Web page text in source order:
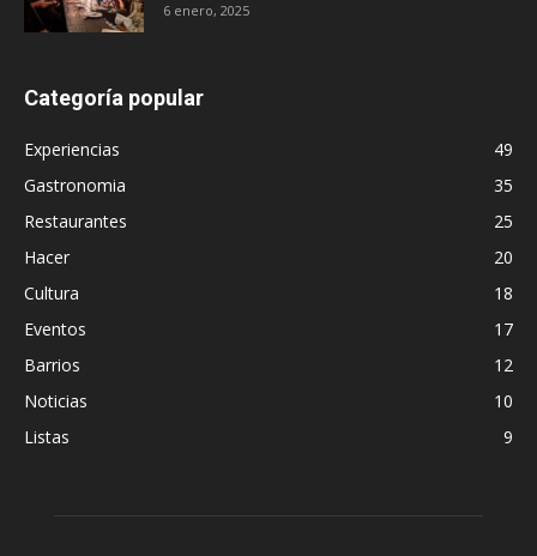
6 enero, 2025
Categoría popular
Experiencias
49
Gastronomia
35
Restaurantes
25
Hacer
20
Cultura
18
Eventos
17
Barrios
12
Noticias
10
Listas
9